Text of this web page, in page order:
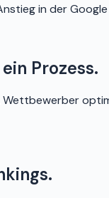
in der
Prozess.